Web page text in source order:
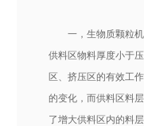
一，生物质颗粒
供料区物料厚度小于
区、挤压区的有效工
的变化，而供料区料
了增大供料区内的料